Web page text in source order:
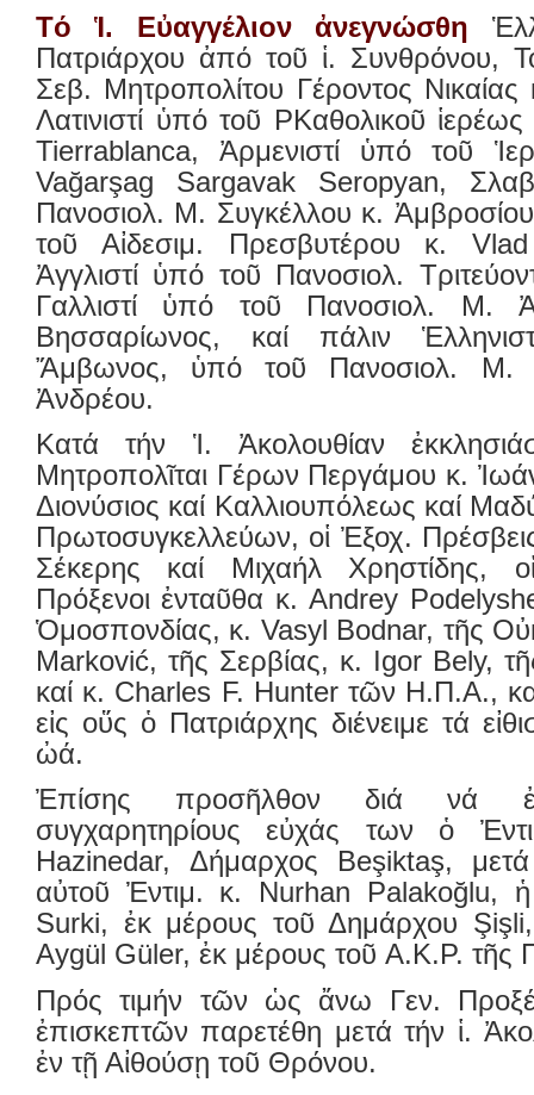
Τό Ἱ. Εὐαγγέλιον ἀνεγνώσθη
Πατριάρχου ἀπό τοῦ ἱ. Συνθρόνου,
Σεβ. Μητροπολίτου Γέροντος
Λατινιστί ὑπό τοῦ ΡΚαθολικοῦ
Tierrablanca, Ἀρμενιστί ὑπό τοῦ
Vağarşag Sargavak Seropyan,
Πανοσιολ. Μ. Συγκέλλου κ.
τοῦ Αἰδεσιμ. Πρεσβυτέρου κ.
Ἀγγλιστί ὑπό τοῦ Πανοσιολ.
Γαλλιστί ὑπό τοῦ Πανοσιολ. Μ.
Βησσαρίωνος, καί πάλιν
Ἄμβωνος, ὑπό τοῦ Πανοσιολ. Μ.
Ἀνδρέου.
Κατά τήν Ἱ. Ἀκολουθίαν
Μητροπολῖται Γέρων Περγάμου κ.
Διονύσιος καί Καλλιουπόλεως καί
Πρωτοσυγκελλεύων, οἱ Ἐξοχ.
Σέκερης καί Μιχαήλ Χρηστίδης,
Πρόξενοι ἐνταῦθα κ. Andrey
Ὁμοσπονδίας, κ. Vasyl Bodnar, τῆς
Marković, τῆς Σερβίας, κ. Igor Bely,
καί κ. Charles F. Hunter τῶν Η.Π.Α.,
εἰς οὕς ὁ Πατριάρχης διένειμε τά
ὠά.
Ἐπίσης προσῆλθον διά νά
συγχαρητηρίους εὐχάς των ὁ
Hazinedar, Δήμαρχος Beşiktaş,
αὐτοῦ Ἐντιμ. κ. Nurhan Palakoğlu,
Surki, ἐκ μέρους τοῦ Δημάρχου
Aygül Güler, ἐκ μέρους τοῦ A.K.P.
Πρός τιμήν τῶν ὡς ἄνω Γεν.
ἐπισκεπτῶν παρετέθη μετά τήν ἱ.
ἐν τῇ Αἰθούσῃ τοῦ Θρόνου.